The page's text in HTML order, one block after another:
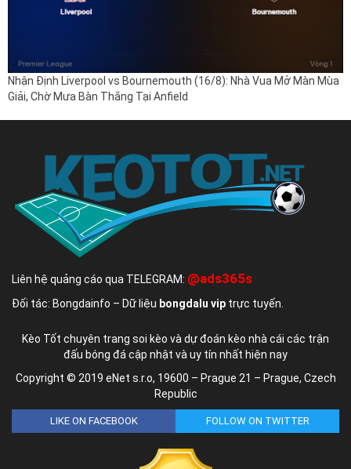
Nhận Định Liverpool vs Bournemouth (16/8): Nhà Vua Mở Màn Mùa
Giải, Chờ Mưa Bàn Thắng Tại Anfield
Liên hệ quảng cáo qua TELEGRAM: @ads365s
Đối tác: Bongdainfo – Dữ liệu bongdalu vip trực tuyến.
Kèo Tốt chuyên trang soi kèo và dự đoán kèo nhà cái các trận
đấu bóng đá cập nhật và uy tín nhất hiện nay
Copyright © 2019 eNet s.r.o, 19600 – Prague 21 – Prague, Czech
Republic
LIKE ON FACEBOOK FOLLOW ON TWITTER